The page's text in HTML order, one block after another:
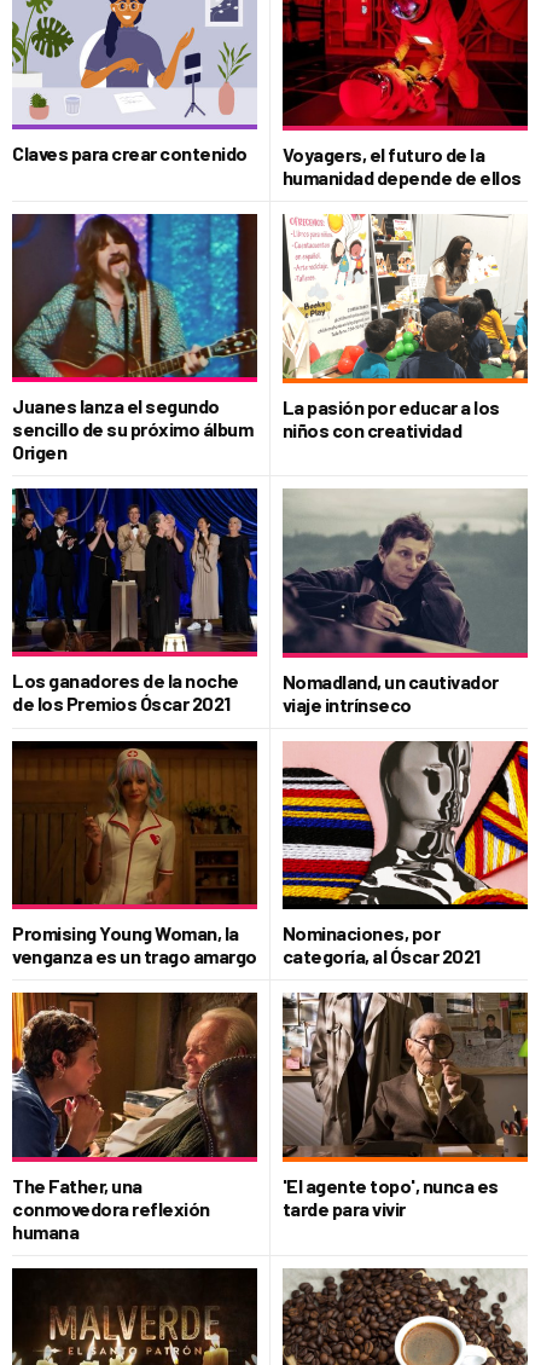
Claves para crear contenido
Voyagers, el futuro de la
humanidad depende de ellos
Juanes lanza el segundo
sencillo de su próximo álbum
Origen
La pasión por educar a los
niños con creatividad
Los ganadores de la noche
de los Premios Óscar 2021
Nomadland, un cautivador
viaje intrínseco
Promising Young Woman, la
venganza es un trago amargo
Nominaciones, por
categoría, al Óscar 2021
The Father, una
conmovedora reflexión
humana
'El agente topo', nunca es
tarde para vivir